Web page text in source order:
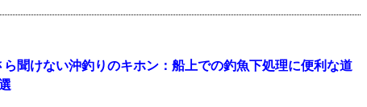
ら聞けない沖釣りのキホン：船上での釣魚下処理に便利な道